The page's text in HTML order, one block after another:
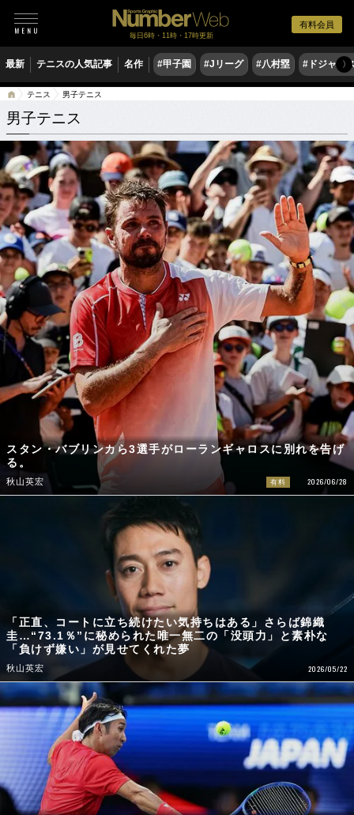
有料会員
毎日6時・11時・17時更新
最新 テニスの人気記事 名作 #甲子園 #Jリーグ #八村塁 #ドジャー
〉
テニス 男子テニス
男子テニス
スタン・バブリンカら3選手がローランギャロスに別れを告げ
る。
秋山英宏 有料 2026/06/28
「正直、コートに立ち続けたい気持ちはある」さらば錦織
圭…“73.1％”に秘められた唯一無二の「没頭力」と素朴な
「負けず嫌い」が見せてくれた夢
秋山英宏 2026/05/22